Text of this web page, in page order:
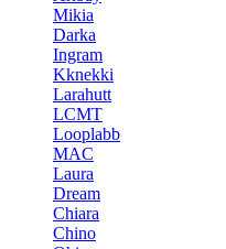
Mikia
Darka
Ingram
Kknekki
Larahutt
LCMT
Looplabb
MAC
Laura
Dream
Chiara
Chino